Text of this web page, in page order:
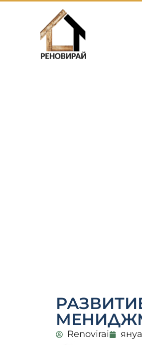
Renovirai